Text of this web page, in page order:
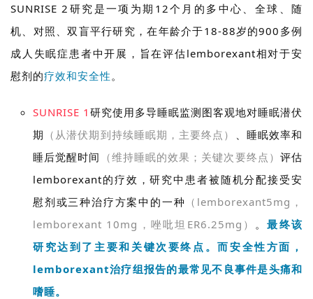
SUNRISE 2研究是一项为期12个月的多中心、全球、随
机、对照、双盲平行研究，在年龄介于18-88岁的900多例
成人失眠症患者中开展，旨在评估lemborexant相对于安
慰剂的疗效和安全性 。
SUNRISE 1 研究使用多导睡眠监测图客观地对睡眠潜伏
期 （从潜伏期到持续睡眠期，主要终点）
、睡眠效率和
睡后觉醒时间 （维持睡眠的效果；关键次要终点） 评估
lemborexant的疗效，研究中患者被随机分配接受安
慰剂或三种治疗方案中的一种 （lemborexant5mg，
lemborexant 10mg，唑吡坦ER6.25mg） 。最终该
研究达到了主要和关键次要终点。而安全性方面，
lemborexant治疗组报告的最常见不良事件是头痛和
嗜睡。